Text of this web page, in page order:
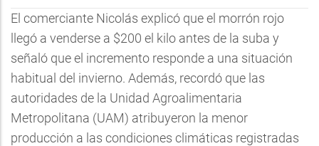
El comerciante Nicolás explicó que el morrón rojo
llegó a venderse a $200 el kilo antes de la suba y
señaló que el incremento responde a una situación
habitual del invierno. Además, recordó que las
autoridades de la Unidad Agroalimentaria
Metropolitana (UAM) atribuyeron la menor
producción a las condiciones climáticas registradas